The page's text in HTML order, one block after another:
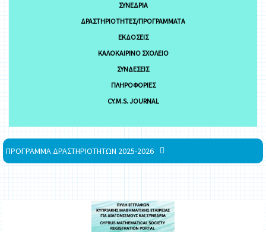
ΣΥΝΈΔΡΙΑ
ΔΡΑΣΤΗΡΙΌΤΗΤΕΣ/ΠΡΟΓΡΆΜΜΑΤΑ
ΕΚΔΌΣΕΙΣ
ΚΑΛΟΚΑΙΡΙΝΌ ΣΧΟΛΕΊΟ
ΣΥΝΔΈΣΕΙΣ
ΠΛΗΡΟΦΟΡΊΕΣ
CY.M.S. JOURNAL
ΠΡΟΓΡΑΜΜΑ ΔΡΑΣΤΗΡΙΟΤΗΤΩΝ 2025-2026